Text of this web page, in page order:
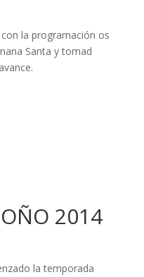
la programación os
Santa y tomad
2014
la temporada